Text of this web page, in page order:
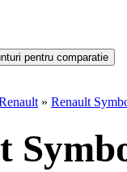
» Renault